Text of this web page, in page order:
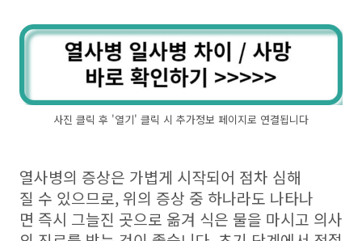
사진 클릭 후 '열기' 클릭 시 추가정보 페이지로 연결됩니다
열사병의 증상은 가볍게 시작되어 점차 심해
질 수 있으므로, 위의 증상 중 하나라도 나타나
면 즉시 그늘진 곳으로 옮겨 식은 물을 마시고 의사